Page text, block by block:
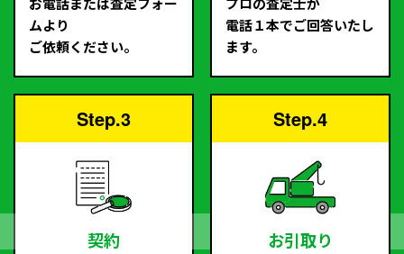
ムより
ご依頼ください。
電話１本でご回答いたし
ます。
Step.3
契約
Step.4
お引取り